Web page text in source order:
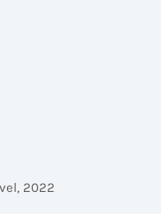
2022